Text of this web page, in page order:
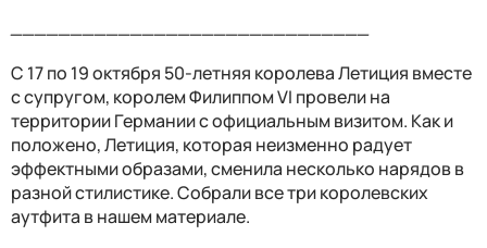
С 17 по 19 октября 50-летняя королева Летиция вместе
с супругом, королем Филиппом VI провели на
территории Германии с официальным визитом. Как и
положено, Летиция, которая неизменно радует
эффектными образами, сменила несколько нарядов в
разной стилистике. Собрали все три королевских
аутфита в нашем материале.